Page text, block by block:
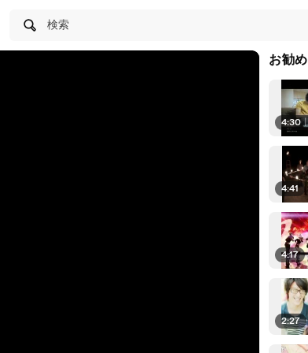
検索
お勧め
4:30 |
4:41
4:17
2:27